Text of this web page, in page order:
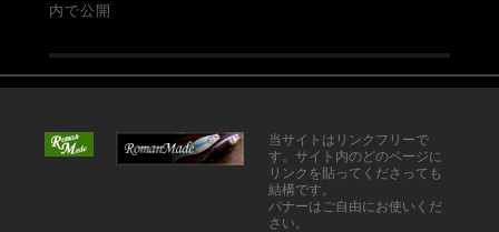
内で公開
当サイトはリンクフリーで
す。サイト内のどのページに
リンクを貼ってくださっても
結構です。
バナーはご自由にお使いくだ
さい。